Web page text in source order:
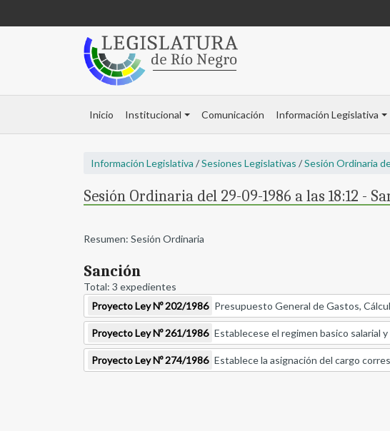
Inicio Institucional Comunicación Información Legislativa
Información Legislativa /Sesiones Legislativas /Sesión Ordinaria
Sesión Ordinaria del 29-09-1986 a las 18:12 -
Resumen: Sesión Ordinaria
Sanción
Total: 3 expedientes
Proyecto Ley Nº 202/1986 Presupuesto General de Gastos,
Proyecto Ley Nº 261/1986 Establecese el regimen basico salarial
Proyecto Ley Nº 274/1986 Establece la asignación del cargo